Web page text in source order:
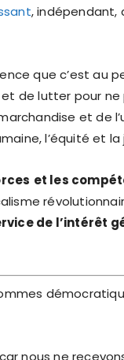
, indépendant,
que c’est au
de lutter pour
et de
l’équité et la
et les
de l’intérêt
nous ne